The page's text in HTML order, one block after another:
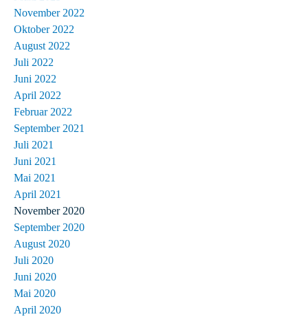
November 2022
Oktober 2022
August 2022
Juli 2022
Juni 2022
April 2022
Februar 2022
September 2021
Juli 2021
Juni 2021
Mai 2021
April 2021
November 2020
September 2020
August 2020
Juli 2020
Juni 2020
Mai 2020
April 2020